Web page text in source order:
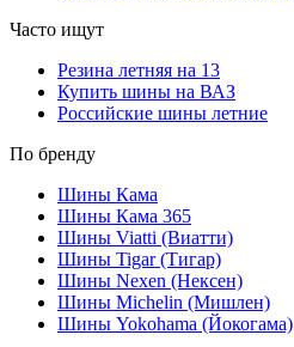
Часто ищут
Резина летняя на 13
Купить шины на ВАЗ
Российские шины летние
По бренду
Шины Кама
Шины Кама 365
Шины Viatti (Виатти)
Шины Tigar (Тигар)
Шины Nexen (Нексен)
Шины Michelin (Мишлен)
Шины Yokohama (Йокогама)